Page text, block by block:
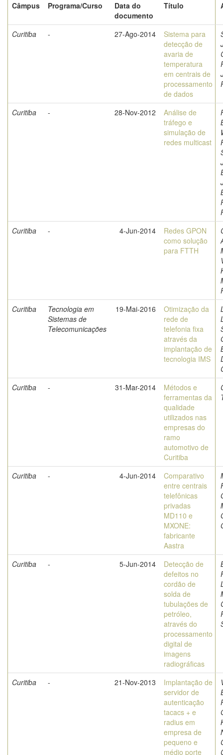
Câmpus
Programa/Curso
Data do
documento
Título
Curitiba - 27-Ago-2014
Sistema para
detecção de
avaria de
temperatura
em centrais de
processamento
de dados
Curitiba - 28-Nov-2012
Análise de
tráfego e
simulação de
redes multicast
Curitiba
- 4-Jun-2014
Redes GPON
como solução
para FTTH
Curitiba
Tecnologia em
Sistemas de
Telecomunicações
19-Mai-2016
Otimização da
rede de
telefonia fixa
através da
implantação de
tecnologia IMS
Curitiba
- 31-Mar-2014
Métodos e
ferramentas da
qualidade
utilizados nas
empresas do
ramo
automotivo de
Curitiba
Curitiba - 4-Jun-2014
Comparativo
entre centrais
telefônicas
privadas
MD110 e
MXONE:
fabricante
Aastra
Curitiba - 5-Jun-2014
Detecção de
defeitos no
cordão de
solda de
tubulações de
petróleo,
através do
processamento
digital de
imagens
radiográficas
Curitiba - 21-Nov-2013
Implantação de
servidor de
autenticação
tacacs + e
radius em
empresa de
pequeno e
médio porte